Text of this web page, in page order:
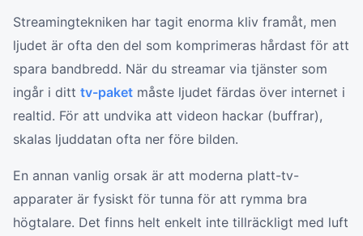
Streamingtekniken har tagit enorma kliv framåt, men
ljudet är ofta den del som komprimeras hårdast för att
spara bandbredd. När du streamar via tjänster som
ingår i ditt tv-paket måste ljudet färdas över internet i
realtid. För att undvika att videon hackar (buffrar),
skalas ljuddatan ofta ner före bilden.
En annan vanlig orsak är att moderna platt-tv-
apparater är fysiskt för tunna för att rymma bra
högtalare. Det finns helt enkelt inte tillräckligt med luft